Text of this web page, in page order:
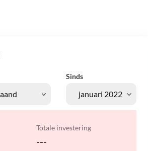
Sinds
Totale investering
---